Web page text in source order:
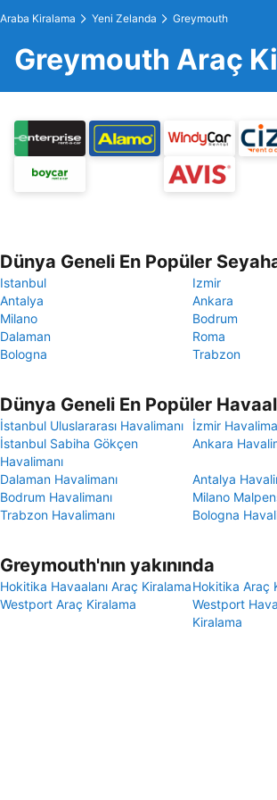
Araba Kiralama Yeni Zelanda Greymouth
Greymouth Araç
Dünya Geneli En Popüler
Istanbul
Izmir
Antalya
Ankara
Milano
Bodrum
Dalaman
Roma
Bologna
Trabzon
Dünya Geneli En Popüler
İstanbul Uluslararası Havalimanı
İzmir
İstanbul Sabiha Gökçen
Havalimanı
Ankara
Dalaman Havalimanı
Antalya
Bodrum Havalimanı
Milano
Trabzon Havalimanı
Bologna
Greymouth'nın yakınında
Hokitika Havaalanı Araç KiralamaHokitika Araç
Westport Araç Kiralama
Westport
Kiralama